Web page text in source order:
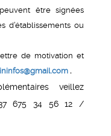
être signées
d’établissements ou
de motivation et
.
veillez
675 34 56 12 /